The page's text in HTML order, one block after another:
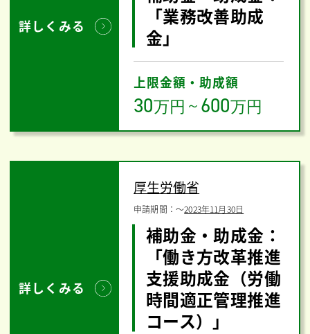
詳しくみる
「業務改善助成
金」
上限金額・助成額
30万円 ～ 600万円
詳しくみる
厚生労働省
申請期間：〜2023年11月30日
補助金・助成金：
「働き方改革推進
支援助成金（労働
時間適正管理推進
コース）」